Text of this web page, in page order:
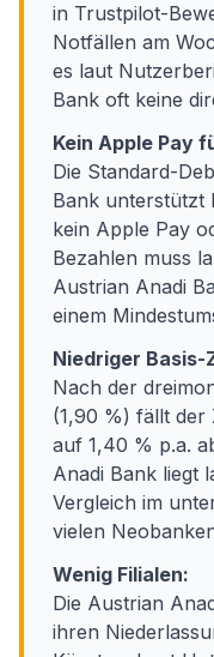
in Trustpilot-
Notfällen am
es laut
Bank oft keine
Kein Apple Pay
Die Standard-
Bank unterstützt
kein Apple Pay
Bezahlen muss
Austrian Anadi
einem
Niedriger Basis-
Nach der
(1,90 %) fällt der
auf 1,40 % p.a.
Anadi Bank liegt
Vergleich im
vielen
Wenig Filialen:
Die Austrian
ihren